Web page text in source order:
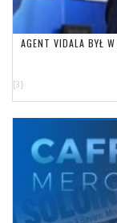
AGENT VIDALA BYŁ
[3]